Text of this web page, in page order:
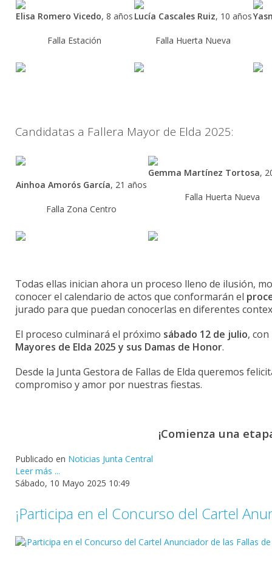
Elisa Romero Vicedo, 8 años
Falla Estación
Lucía Cascales Ruiz, 10 años
Falla Huerta Nueva
Candidatas a Fallera Mayor de Elda 2025:
Ainhoa Amorós García, 21 años
Falla Zona Centro
Gemma Martínez Tortosa,
Falla Huerta Nueva
Todas ellas inician ahora un proceso lleno de ilusión,
conocerel calendario de actos que conformarán el
jurado para que puedan conocerlas en diferentes
El proceso culminará el próximo sábado 12 de julio, con
Mayores de Elda 2025y sus Damas de Honor.
Desde la Junta Gestora de Fallas de Elda queremos
compromiso yamor por nuestras fiestas.
¡Comienza una
Publicado en Noticias Junta Central
Leer más ...
Sábado, 10 Mayo 2025 10:49
¡Participa en el Concurso del Cartel